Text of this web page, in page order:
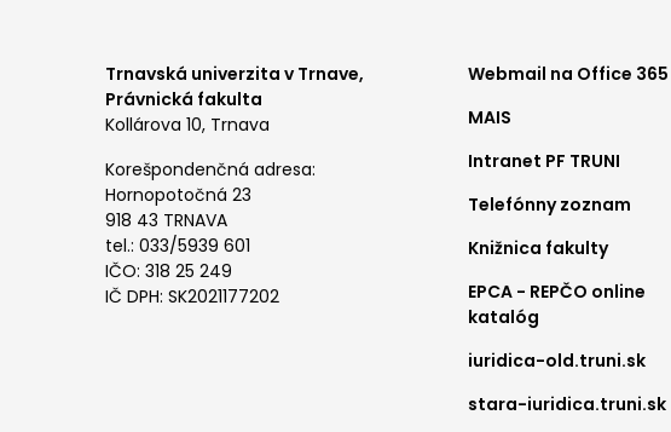
Trnavská univerzita v Trnave,
Právnická fakulta
Kollárova 10, Trnava
Korešpondenčná adresa:
Hornopotočná 23
918 43 TRNAVA
tel.: 033/5939 601
IČO: 318 25 249
IČ DPH: SK2021177202
Footer
menu
1
Webmail na Office 365
MAIS
Intranet PF TRUNI
Telefónny zoznam
Knižnica fakulty
EPCA - REPČO online
katalóg
iuridica-old.truni.sk
stara-iuridica.truni.sk